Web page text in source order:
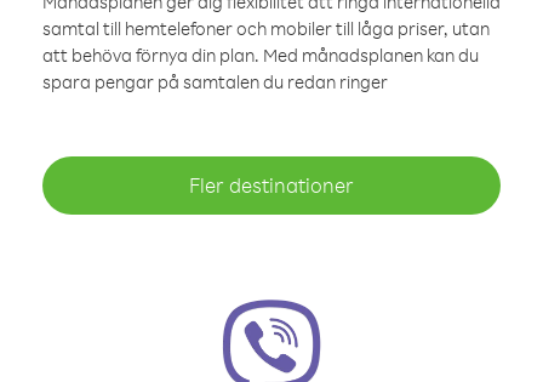
samtal till hemtelefoner och mobiler till låga priser, utan
att behöva förnya din plan. Med månadsplanen kan du
spara pengar på samtalen du redan ringer
Fler destinationer